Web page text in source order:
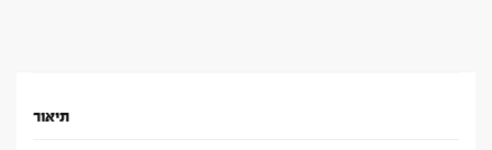
תיאור